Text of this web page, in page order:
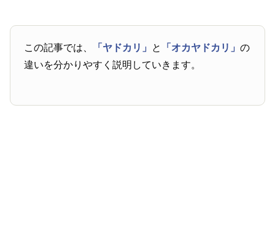
この記事では、 「ヤドカリ」 と 「オカヤドカリ」の
違いを分かりやすく説明していきます。